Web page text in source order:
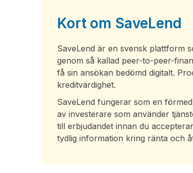
Kort om SaveLend
SaveLend är en svensk plattform
genom så kallad peer-to-peer-
få sin ansökan bedömd digitalt.
kreditvärdighet.
SaveLend fungerar som en
av investerare som använder
till erbjudandet innan du
tydlig information kring ränta och